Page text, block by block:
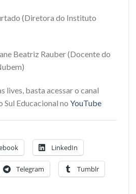
(Diretora do Instituto
Beatriz Rauber (Docente do
lives, basta acessar o canal
Educacional no YouTube
LinkedIn
Telegram Tumblr